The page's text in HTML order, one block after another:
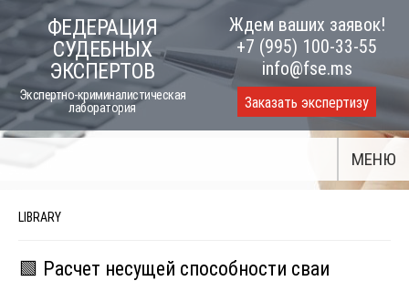
to
content
ФЕДЕРАЦИЯ
СУДЕБНЫХ
ЭКСПЕРТОВ
Экспертно-криминалистическая
лаборатория
Ждем ваших заявок!
+7 (995) 100-33-55
info@fse.ms
Заказать экспертизу
МЕНЮ
LIBRARY
🟩 Расчет несущей способности сваи